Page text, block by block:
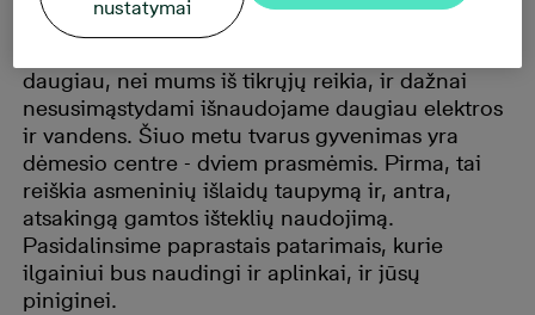
tiek vartojant maistą, tiek atliekant kasdienius
daugiau, nei mums iš tikrųjų reikia, ir dažnai
nesusimąstydami išnaudojame daugiau elektros
ir vandens. Šiuo metu tvarus gyvenimas yra
dėmesio centre - dviem prasmėmis. Pirma, tai
reiškia asmeninių išlaidų taupymą ir, antra,
atsakingą gamtos išteklių naudojimą.
Pasidalinsime paprastais patarimais, kurie
ilgainiui bus naudingi ir aplinkai, ir jūsų
piniginei.
nustatymai